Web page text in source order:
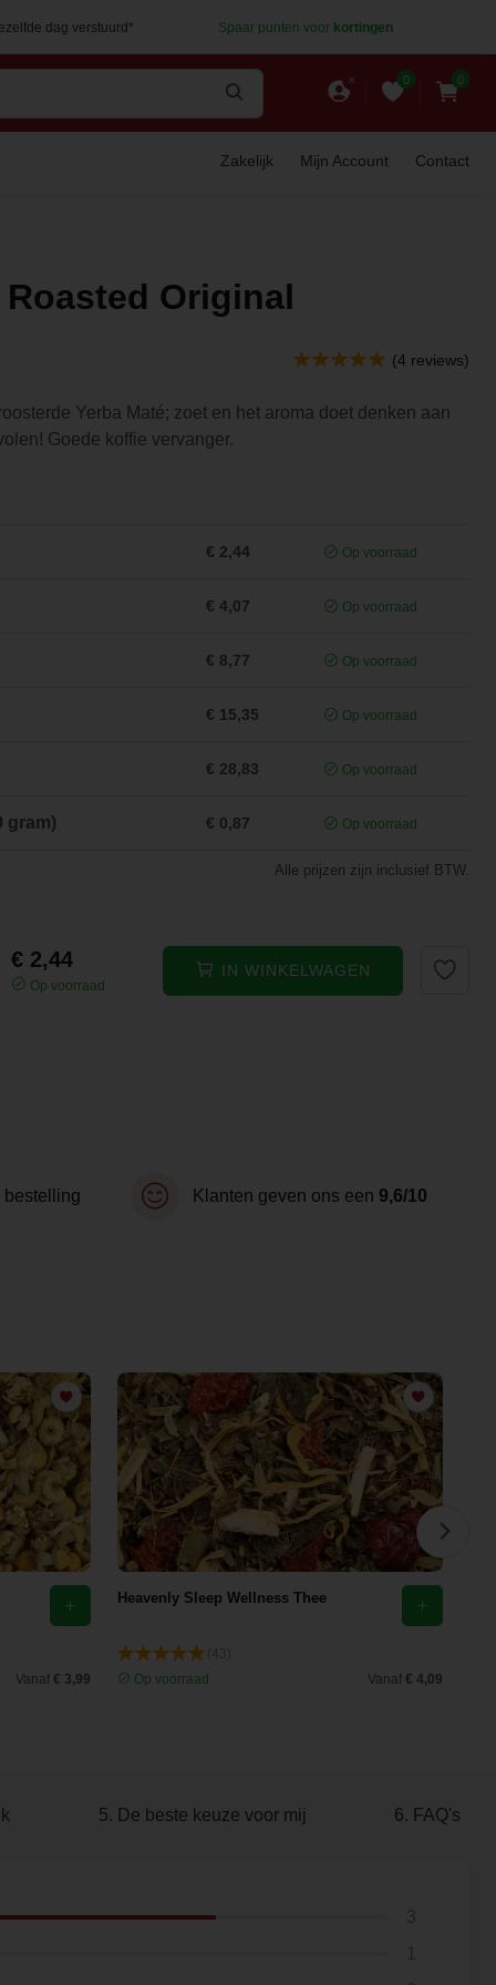
dag verstuurd* Spaar punten voor kortingen
0 0
Zakelijk Mijn Account Contact
Roasted Original
(4 reviews)
Yerba Maté; zoet en het aroma doet denken aan
Goede koffie vervanger.
€ 2,44 Op voorraad
€ 4,07 Op voorraad
€ 8,77 Op voorraad
€ 15,35 Op voorraad
€ 28,83 Op voorraad
gram) € 0,87 Op voorraad
Alle prijzen zijn inclusief BTW.
€ 2,44
Op voorraad
IN WINKELWAGEN
bestelling Klanten geven ons een 9,6/10
Vanaf € 3,99
Heavenly Sleep Wellness Thee
Op voorraad
Vanaf € 4,09
5. De beste keuze voor mij 6. FAQ's